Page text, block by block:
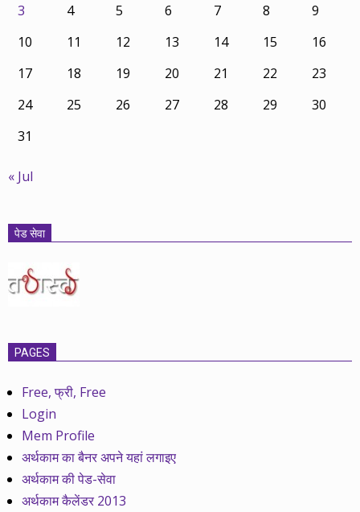
3
4 5 6 7 8
9
10
11 12 13 14 15
16
17
18 19 20 21 22
23
24
25 26 27 28 29
30
31
« Jul
पेड सेवा
PAGES
Free, फ्री, Free
Login
Mem Profile
अर्थकाम का बैनर अपने यहां लगाइए
अर्थकाम की पेड-सेवा
अर्थकाम कैलेंडर 2013